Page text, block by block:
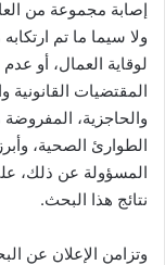
ولا سيما ما تم
لوقاية العمال، أو
المقتضيات القانونية
والحاجزية،
الطوارئ الصحية،
المسؤولة عن ذلك،
نتائج هذا البحث.
وتزامن الإعلان عن